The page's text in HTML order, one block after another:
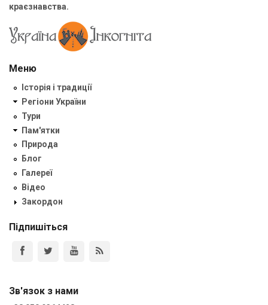
краєзнавства.
Меню
Історія і традиції
Регіони України
Тури
Пам'ятки
Природа
Блог
Галереї
Відео
Закордон
Підпишіться
Зв'язок з нами